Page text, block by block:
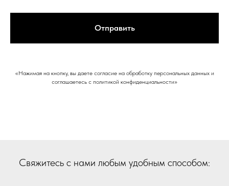
Отправить
«Нажимая на кнопку, вы даете согласие на обработку персональных данных и
соглашаетесь c политикой конфиденциальности»
Cвяжитесь с нами любым удобным способом: